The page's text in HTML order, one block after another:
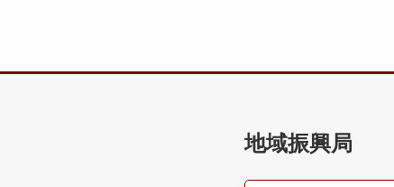
地域振興局